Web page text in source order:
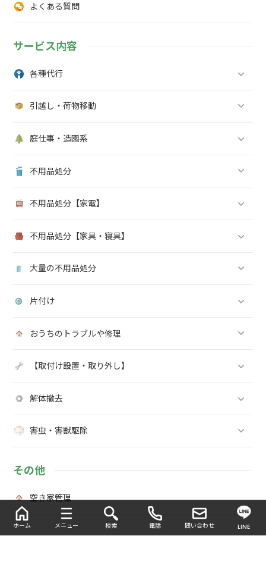
よくある質問
サービス内容
各種代行
引越し・荷物移動
庭仕事・造園系
不用品処分
不用品処分【家電】
不用品処分【家具・寝具】
大量の不用品処分
片付け
おうちのトラブルや修理
【取付け設置・取り外し】
解体撤去
害虫・害獣駆除
その他
空き家管理
ホーム メニュー 検索 電話 問い合わせ LINE